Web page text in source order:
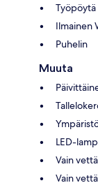
Työpöytä
Ilmainen
Puhelin
Muuta
LED-
Vain
Vain